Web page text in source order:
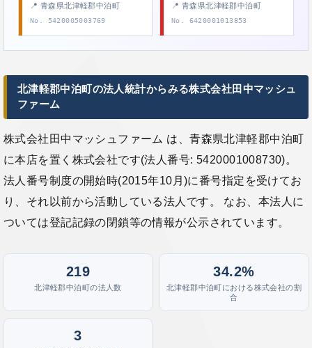
📍 青森県北津軽郡中泊町
No. 5420005003769
📍 青森県北津軽郡中泊町
No. 6420001013853
北津軽郡中泊町の法人統計からみる株式会社田中マッシュ
ファーム
株式会社田中マッシュファーム は、青森県北津軽郡中泊町
に本店を置く株式会社です(法人番号: 5420001008730)。
法人番号制度の開始時(2015年10月)に番号指定を受けてお
り、それ以前から活動している法人です。 なお、本法人に
ついては登記記録の閉鎖等の情報が公示されています。
219
北津軽郡中泊町の法人数
34.2%
北津軽郡中泊町における株式会社の割
合
3